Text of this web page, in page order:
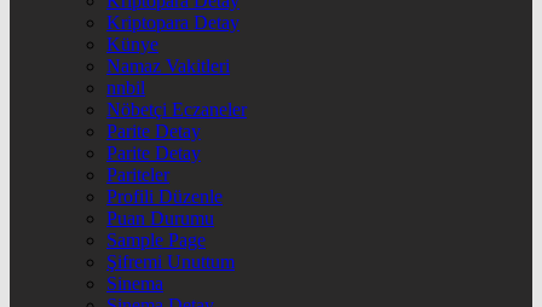
Kriptopara Detay
Künye
Namaz Vakitleri
nnbil
Nöbetçi Eczaneler
Parite Detay
Parite Detay
Pariteler
Profili Düzenle
Puan Durumu
Sample Page
Şifremi Unuttum
Sinema